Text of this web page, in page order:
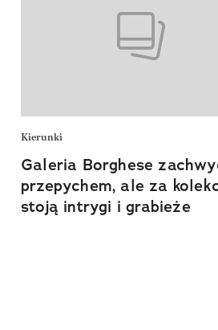
Kierunki
Galeria Borghese
przepychem, ale za
stoją intrygi i grabieże